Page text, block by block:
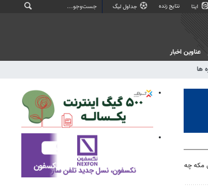
ایتا نتایج زنده جداول لیگ
ها
عناوین اخبار
مکه چه